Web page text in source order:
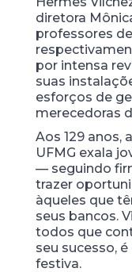
diretora
professores
por intensa
suas
esforços de
merecedoras
Aos 129 anos,
UFMG exala
— seguindo
trazer
àqueles que
seus bancos.
todos que
seu sucesso,
festiva.